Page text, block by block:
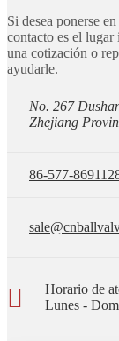
Si desea ponerse
contacto es el
una cotización o
ayudarle.
No. 267
Zhejiang
86-577-
Horario de
Lunes -